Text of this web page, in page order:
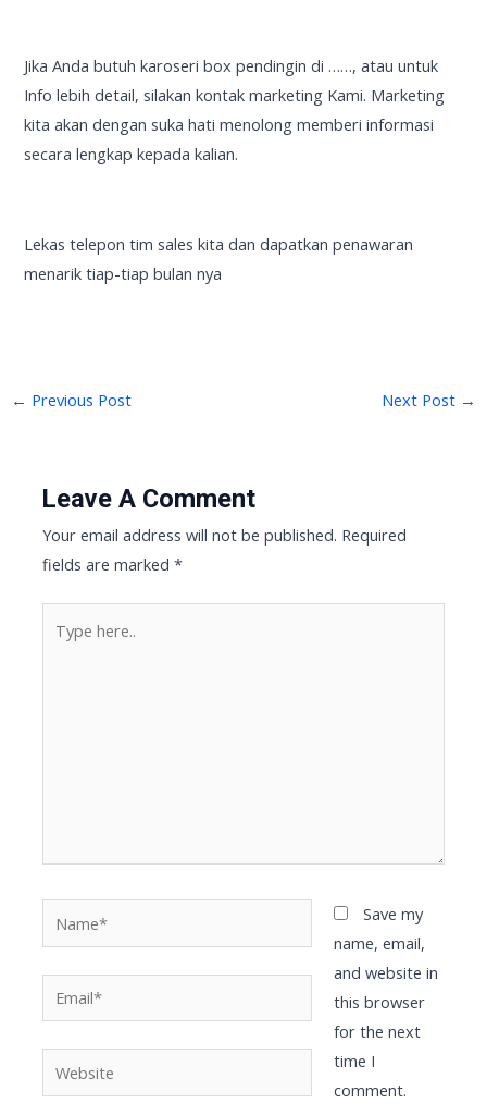
Jika Anda butuh karoseri box pendingin di ……, atau untuk
Info lebih detail, silakan kontak marketing Kami. Marketing
kita akan dengan suka hati menolong memberi informasi
secara lengkap kepada kalian.
Lekas telepon tim sales kita dan dapatkan penawaran
menarik tiap-tiap bulan nya
← Previous Post Next Post →
Leave A Comment
Your email address will not be published. Required
fields are marked*
here..
Save my
name, email,
and website in
this browser
for the next
time I
comment.